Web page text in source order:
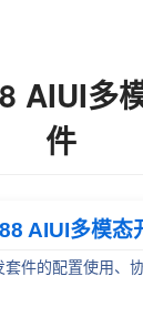
AIUI多
件
AIUI多模态
套件的配置使用、